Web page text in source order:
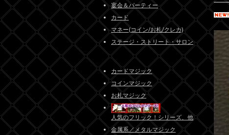
宴会＆パーティー
カード
マネー(コイン/お札/クレカ)
ステージ・ストリート・サロン
カードマジック
コインマジック
お札マジック
人気のフリック！シリーズ、他
金属系／メタルマジック